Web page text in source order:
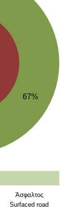
67%
Άσφαλτος
Surfaced road